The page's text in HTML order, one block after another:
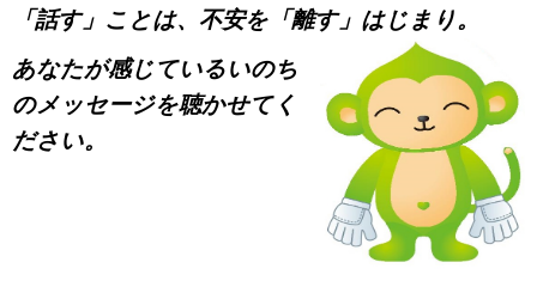
「話す」ことは、不安を「離す」はじまり。
あなたが感じているいのち
のメッセージを聴かせてく
ださい。